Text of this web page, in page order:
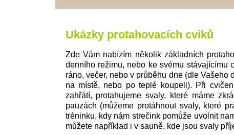
Ukázky protahovacích cviků
Zde Vám nabízím několik základních
denního režimu, nebo ke svému stávajícímu
ráno, večer, nebo v průběhu dne (dle
na místě, nebo po teplé koupeli). Při
zahřátí, protahujeme svaly, které máme
pauzách (můžeme protáhnout svaly, které
tréninku, kdy nám strečink pomůže uvolnit
můžete například i v sauně, kde jsou svaly